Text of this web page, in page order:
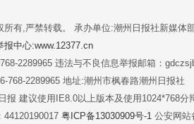
所有,严禁转载。 承办单位:潮州日报社新媒体
中心:www.12377.cn
2289965 违法与不良信息举报邮箱：
768-2289965 地址:潮州市枫春路潮州日报社
报 建议使用IE8.0以上版本及使用1024*768分
44120190017 粤ICP备13030909号-1 公安网站